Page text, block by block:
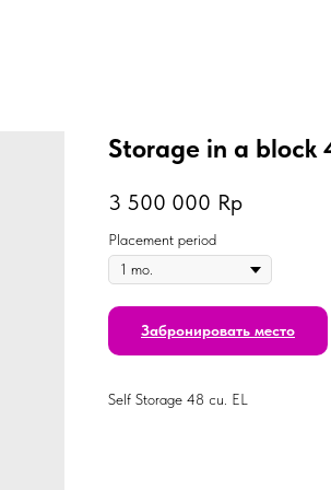
Storage in a block
3 500 000 Rp
Placement period
Забронировать место
Self Storage 48 cu. EL